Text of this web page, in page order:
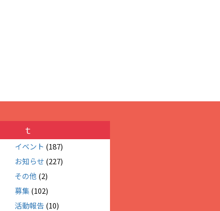
ｔ
イベント (187)
お知らせ (227)
その他 (2)
募集(102)
活動報告 (10)